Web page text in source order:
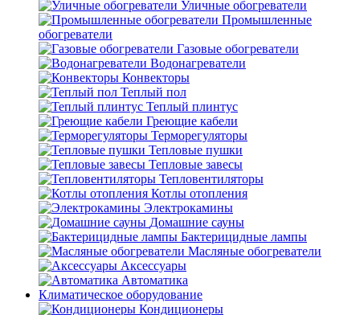
Уличные обогреватели
Промышленные
обогреватели
Газовые обогреватели
Водонагреватели
Конвекторы
Теплый пол
Теплый плинтус
Греющие кабели
Терморегуляторы
Тепловые пушки
Тепловые завесы
Тепловентиляторы
Котлы отопления
Электрокамины
Домашние сауны
Бактерицидные лампы
Масляные обогреватели
Аксессуары
Автоматика
Климатическое оборудование
Кондиционеры